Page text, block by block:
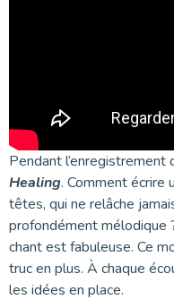
Pendant l’enregistrement
Healing. Comment écrire
têtes, qui ne relâche
profondément mélodique
chant est fabuleuse. Ce
truc en plus. À chaque
les idées en place.